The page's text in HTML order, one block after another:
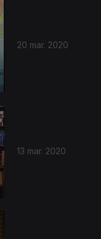
20 mar. 2020
13 mar. 2020